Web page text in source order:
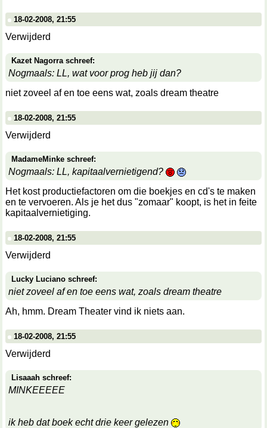
18-02-2008, 21:55
Verwijderd
Kazet Nagorra schreef:
Nogmaals: LL, wat voor prog heb jij dan?
niet zoveel af en toe eens wat, zoals dream theatre
18-02-2008, 21:55
Verwijderd
MadameMinke schreef:
Nogmaals: LL, kapitaalvernietigend?
Het kost productiefactoren om die boekjes en cd's te maken
en te vervoeren. Als je het dus "zomaar" koopt, is het in feite
kapitaalvernietiging.
18-02-2008, 21:55
Verwijderd
Lucky Luciano schreef:
niet zoveel af en toe eens wat, zoals dream theatre
Ah, hmm. Dream Theater vind ik niets aan.
18-02-2008, 21:55
Verwijderd
Lisaaah schreef:
MINKEEEEE
ik heb dat boek echt drie keer gelezen